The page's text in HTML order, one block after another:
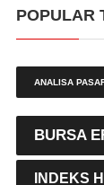
POPULAR
ANALISA
BURSA
INDEKS